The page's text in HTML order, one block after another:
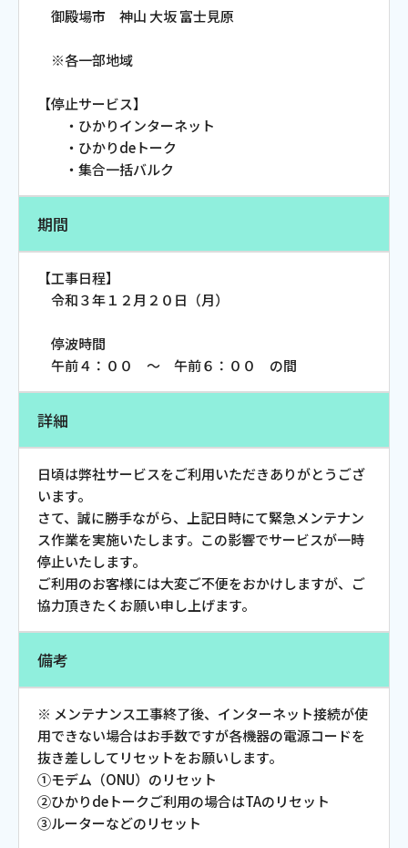
お電話でのお問い合わせ
Webメール
おトクなプラン
パンフレット・チラシ
会社案内
サイトマップ
ウェブサイトのご利用について
放送基準
安全・安心マーク
御殿場市 神山 大坂 富士見原
※各一部地域
【停止サービス】
・ひかりインターネット
・ひかりdeトーク
・集合一括バルク
期間
【工事日程】
令和３年１２月２０日（月）
停波時間
午前４：００ ～ 午前６：００ の間
詳細
日頃は弊社サービスをご利用いただきありがとうござ
います。
さて、誠に勝手ながら、上記日時にて緊急メンテナン
ス作業を実施いたします。この影響でサービスが一時
停止いたします。
ご利用のお客様には大変ご不便をおかけしますが、ご
協力頂きたくお願い申し上げます。
備考
※ メンテナンス工事終了後、インターネット接続が使
用できない場合はお手数ですが各機器の電源コードを
抜き差ししてリセットをお願いします。
①モデム（ONU）のリセット
②ひかりdeトークご利用の場合はTAのリセット
③ルーターなどのリセット